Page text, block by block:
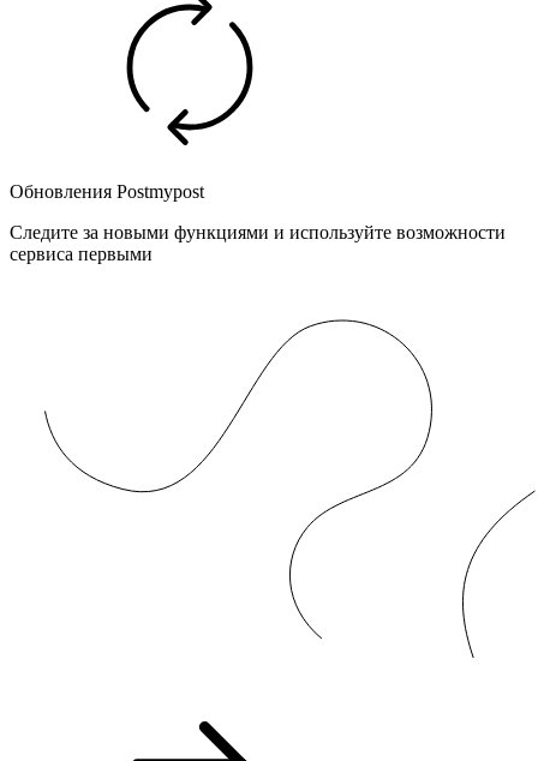
Обновления Postmypost
Следите за новыми функциями и используйте возможности
сервиса первыми